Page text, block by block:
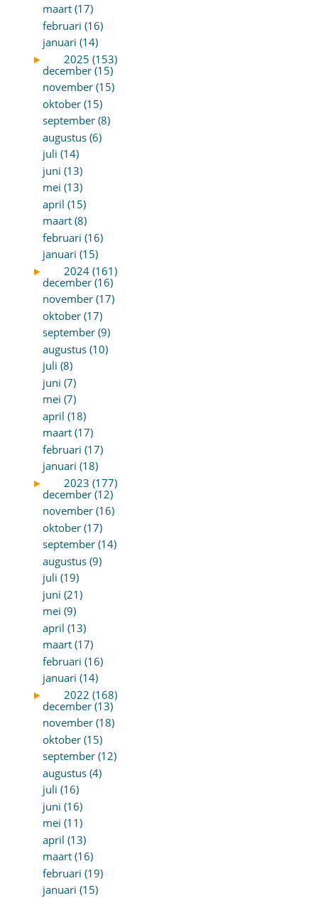
maart (17)
februari (16)
januari (14)
►
2025 (153)
december (15)
november (15)
oktober (15)
september (8)
augustus (6)
juli (14)
juni (13)
mei (13)
april (15)
maart (8)
februari (16)
januari (15)
►
2024 (161)
december (16)
november (17)
oktober (17)
september (9)
augustus (10)
juli (8)
juni (7)
mei (7)
april (18)
maart (17)
februari (17)
januari (18)
►
2023 (177)
december (12)
november (16)
oktober (17)
september (14)
augustus (9)
juli (19)
juni (21)
mei (9)
april (13)
maart (17)
februari (16)
januari (14)
►
2022 (168)
december (13)
november (18)
oktober (15)
september (12)
augustus (4)
juli (16)
juni (16)
mei (11)
april (13)
maart (16)
februari (19)
januari (15)